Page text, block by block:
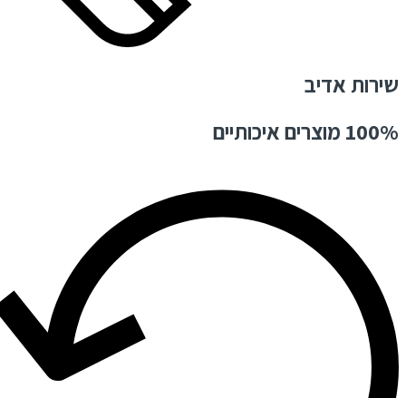
שירות אדיב
100% מוצרים איכותיים